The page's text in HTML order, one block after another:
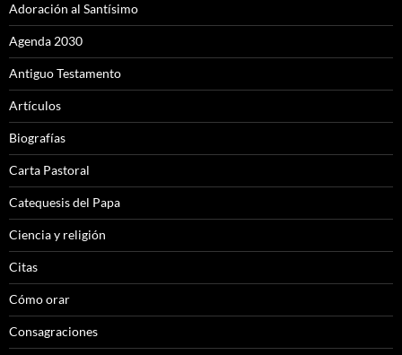
Adoración al Santísimo
Agenda 2030
Antiguo Testamento
Artículos
Biografías
Carta Pastoral
Catequesis del Papa
Ciencia y religión
Citas
Cómo orar
Consagraciones